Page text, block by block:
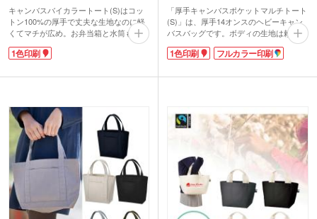
キャンバスバイカラートート(S)はコッ
トン100%の厚手で丈夫な生地なのに軽
くてマチが広め。お弁当箱と水筒も入る
から通勤通学のサブバックにも使える自
慢のトートバック。底マチ・ハンドルに
るのが魅力です。
ックや、オープン記念・周年記念などの
ノベルティを作れます。その日の気分で
使い分けできるトートバックはいくつあ
っても邪魔になりません。
1色印刷
「厚手キャンバスポケットマルチトート
(S)」は、厚手14オンスのヘビーキャン
バスバッグです。ボディの生地は頼もし
くなるほどしっかりとハリがあり、持っ
た時に少し重みを感じます。ポケット面
で、いいものをもらったな!と喜んでも
ついた3ポケットなど、こだわりのディ
ティールが自慢です。他にはみない凝っ
たデザインのオリジナルバッグをお探し
の方にオススメ!ショップのお買い上げ
ノベルティや、アウトドアイベントのプ
レゼントに選ばれています。
1色印刷 フルカラー印刷